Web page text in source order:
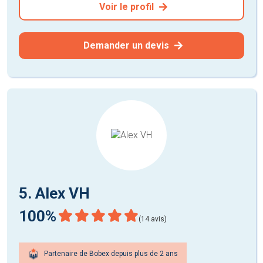
Voir le profil
Demander un devis
5. Alex VH
100%
(14 avis)
Partenaire de Bobex depuis plus de 2 ans